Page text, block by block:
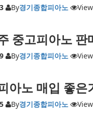
By경기종합피아노
중고피아노
By경기종합피아노
아노 매입 좋
By경기종합피아노